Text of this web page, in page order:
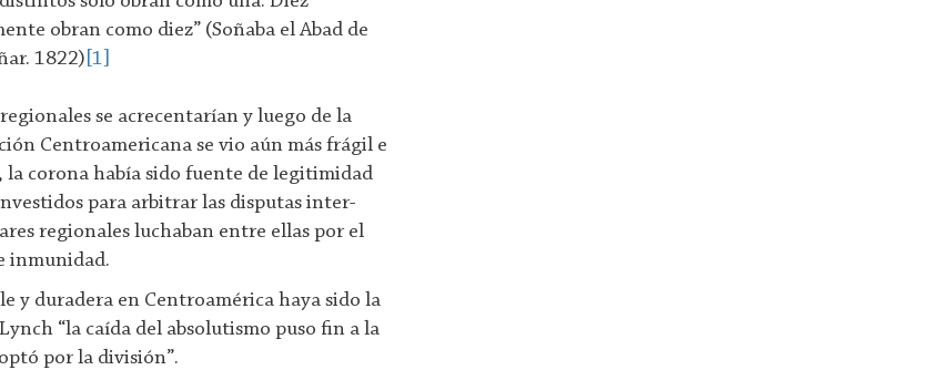
obran como diez” (Soñaba el Abad de
1822) [1]
se acrecentarían y luego de la
Centroamericana se vio aún más frágil e
corona había sido fuente de legitimidad
para arbitrar las disputas inter-
regionales luchaban entre ellas por el
inmunidad.
y duradera en Centroamérica haya sido la
“la caída del absolutismo puso fin a la
por la división”.